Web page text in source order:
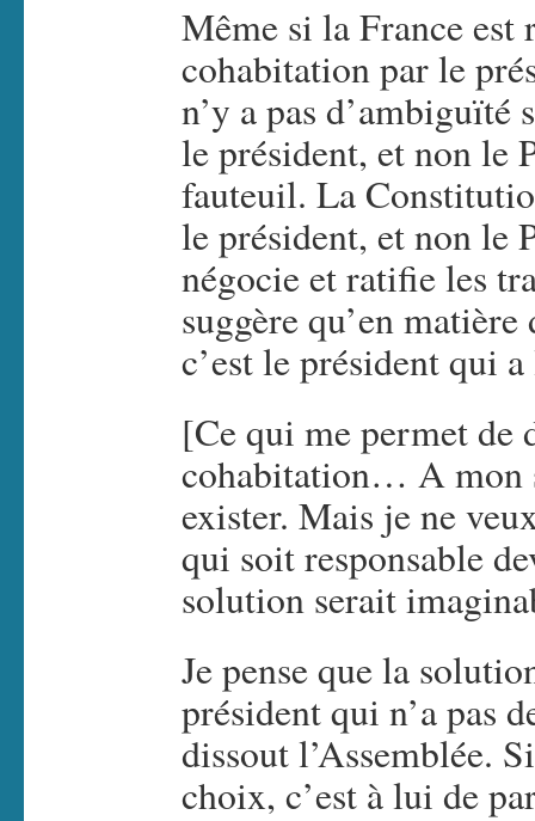
Même si la France est
cohabitation par le
n’y a pas d’ambiguïté
le président, et non le
fauteuil. La
le président, et non le
négocie et ratifie les
suggère qu’en
c’est le président qui
[Ce qui me permet de
cohabitation… A mon
exister. Mais je ne
qui soit responsable
solution serait
Je pense que la
président qui n’a pas
dissout l’Assemblée.
choix, c’est à lui de